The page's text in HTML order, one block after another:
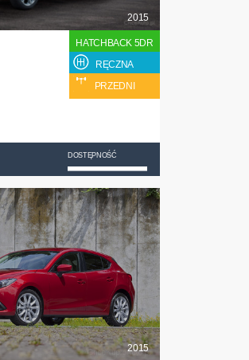
2015
HATCHBACK 5DR
RĘCZNA
PRZEDNI
DOSTĘPNOŚĆ
2015